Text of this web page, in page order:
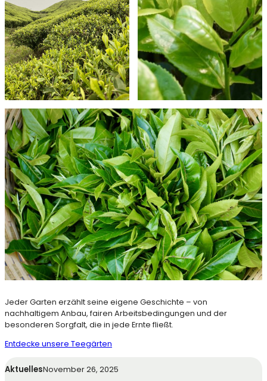
Jeder Garten erzählt seine eigene Geschichte – von
nachhaltigem Anbau, fairen Arbeitsbedingungen und der
besonderen Sorgfalt, die in jede Ernte fließt.
Entdecke unsere Teegärten
AktuellesNovember 26, 2025